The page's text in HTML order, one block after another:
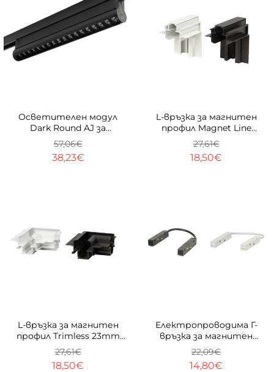
Осветителен модул
Dark Round AJ за
магнитна система 23
mm
38,23€
57,06€
L-връзка за магнитен
профил Magnet Line
Trimless 23 mm стена-
таван 80х80
18,50€
27,61€
L-връзка за магнитен
профил Trimless 23mm
Таван-Таван 80Х80
18,50€
27,61€
Електропроводима Г-
връзка за магнитен
профил Magnet Line
23mm
14,80€
22,09€